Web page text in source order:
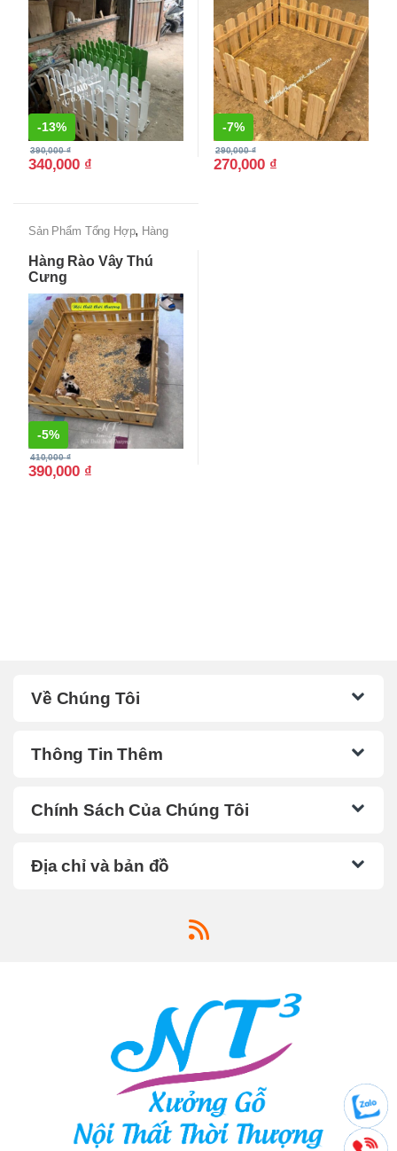
-13%
340,000 ₫
390,000₫
-7%
270,000 ₫
290,000₫
Sản Phẩm Tổng Hợp, Hàng
Hàng Rào Vây Thú
Cưng
-5%
390,000 ₫
410,000₫
Về Chúng Tôi
Thông Tin Thêm
Chính Sách Của Chúng Tôi
Địa chỉ và bản đồ